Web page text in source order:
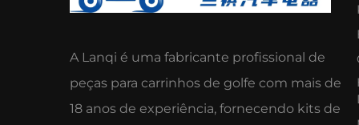
A Lanqi é uma fabricante profissional de
peças para carrinhos de golfe com mais de
18 anos de experiência, fornecendo kits de